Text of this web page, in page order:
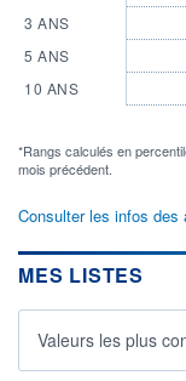
3 ANS
5 ANS
10 ANS
*Rangs calculés en
mois précédent.
Consulter les infos des
MES LISTES
Valeurs les plus